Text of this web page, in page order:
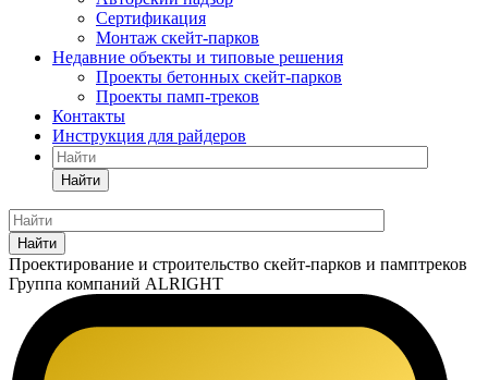
Сертификация
Монтаж скейт-парков
Недавние объекты и типовые решения
Проекты бетонных скейт-парков
Проекты памп-треков
Контакты
Инструкция для райдеров
Найти
Найти
Проектирование и строительство скейт-парков и памптреков
Группа компаний ALRIGHT